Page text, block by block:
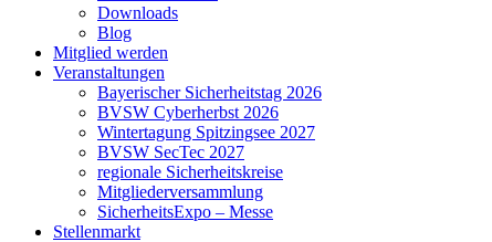
Downloads
Blog
Mitglied werden
Veranstaltungen
Bayerischer Sicherheitstag 2026
BVSW Cyberherbst 2026
Wintertagung Spitzingsee 2027
BVSW SecTec 2027
regionale Sicherheitskreise
Mitgliederversammlung
SicherheitsExpo – Messe
Stellenmarkt